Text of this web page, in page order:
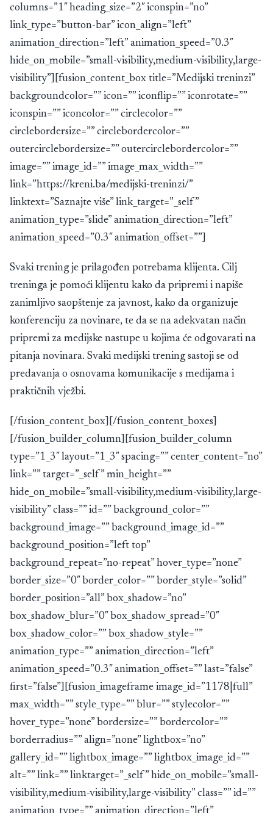
columns=”1″ heading_size=”2″ iconspin=”no”
link_type=”button-bar” icon_align=”left”
animation_direction=”left” animation_speed=”0.3″
hide_on_mobile=”small-visibility,medium-visibility,large-
visibility”][fusion_content_box title=”Medijski treninzi”
backgroundcolor=”” icon=”” iconflip=”” iconrotate=””
iconspin=”” iconcolor=”” circlecolor=””
circlebordersize=”” circlebordercolor=””
outercirclebordersize=”” outercirclebordercolor=””
image=”” image_id=”” image_max_width=””
link=”https://kreni.ba/medijski-treninzi/”
linktext=”Saznajte više” link_target=”_self”
animation_type=”slide” animation_direction=”left”
animation_speed=”0.3″ animation_offset=””]
Svaki trening je prilagođen potrebama klijenta. Cilj
treninga je pomoći klijentu kako da pripremi i napiše
zanimljivo saopštenje za javnost, kako da organizuje
konferenciju za novinare, te da se na adekvatan način
pripremi za medijske nastupe u kojima će odgovarati na
pitanja novinara. Svaki medijski trening sastoji se od
predavanja o osnovama komunikacije s medijama i
praktičnih vježbi.
[/fusion_content_box][/fusion_content_boxes]
[/fusion_builder_column][fusion_builder_column
type=”1_3″ layout=”1_3″ spacing=”” center_content=”no”
link=”” target=”_self” min_height=””
hide_on_mobile=”small-visibility,medium-visibility,large-
visibility” class=”” id=”” background_color=””
background_image=”” background_image_id=””
background_position=”left top”
background_repeat=”no-repeat” hover_type=”none”
border_size=”0″ border_color=”” border_style=”solid”
border_position=”all” box_shadow=”no”
box_shadow_blur=”0″ box_shadow_spread=”0″
box_shadow_color=”” box_shadow_style=””
animation_type=”” animation_direction=”left”
animation_speed=”0.3″ animation_offset=”” last=”false”
first=”false”][fusion_imageframe image_id=”1178|full”
max_width=”” style_type=”” blur=”” stylecolor=””
hover_type=”none” bordersize=”” bordercolor=””
borderradius=”” align=”none” lightbox=”no”
gallery_id=”” lightbox_image=”” lightbox_image_id=””
alt=”” link=”” linktarget=”_self” hide_on_mobile=”small-
visibility,medium-visibility,large-visibility” class=”” id=””